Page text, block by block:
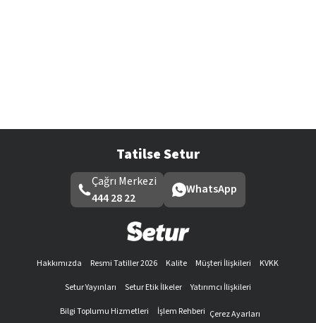
Tatilse Setur
Çağrı Merkezi
444 28 22
WhatsApp
Hakkımızda Resmi Tatiller 2026 Kalite Müşteri İlişkileri
KVKK
Setur Yayınları
Setur Etik İlkeler
Yatırımcı İlişkileri
Bilgi Toplumu Hizmetleri
İşlem Rehberi Çerez Ayarları